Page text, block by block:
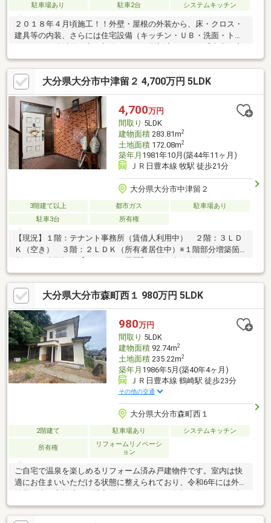
駐車場あり
駐車2台 システムキッチン
２０１８年４月頃施工！！外壁・屋根の外装から、床・クロス・
建具等の内装、さらには住宅設備（キッチン・ＵＢ・洗面・トイ
レ）まで躯体以外の主要部分をすべて刷新済みです。「中古住宅
を購入してすぐにリフォーム費用がかかった」そんなお悩みとは
無縁の物件です。構造体はしっかりと残しつつ、居住空間はすっ
きりとした状態でお引渡し可能です。【軽量鉄骨造の安心感｜長
く住める構造の信頼性】－ 鉄骨の粘り強さで地震の揺れを受け
流しやすい－ 工場生産の規格部材により、職人の技量によらず
均一で安定した施工品質が確保されています全面リノベーション
済みの居住空間と、信頼性の高い躯体が組み合わさった物件で
す。
大分県大分市中津留２ 4,700万円 5LDK
4,700万円
間取り 5LDK
建物面積283.81m2
土地面積172.08m2
築年月 1981年10月(築44年11ヶ月)
ＪＲ日豊本線 牧駅 徒歩21分
大分県大分市中津留２
3階建て以上 都市ガス
駐車場あり
駐車3台
所有権
【現況】１階：テナント事務所（賃借人利用中） ２階：３ＬＤ
Ｋ（空き） ３階：２ＬＤＫ（所有者居住中）※１階部分増築箇
倉庫増築平成１０年５月事務所増改築（応接室・研修室）平成２
０年９月事務所増改築（玄関横コンピューター置き場）２階：住
宅平成２０年畳替え３階：住宅キッチンリフォーム（不明）洗面
所・風呂リフォーム（１０年前後前）全体リフォーム（間取り変
更、１０年前後前）クロス張替え（４・５年前）屋上、２階ベラ
ンダ防水（５年程前）【駐車場】近隣約５０ｍ先に駐車場７台分
借上げ中（月５，０００円×７台）
大分県大分市森町西１ 980万円 5LDK
980万円
間取り 5LDK
建物面積92.74m2
土地面積235.22m2
築年月 1986年5月(築40年4ヶ月)
ＪＲ日豊本線 鶴崎駅 徒歩23分
その他の交通
大分県大分市森町西１
2階建て 駐車場あり システムキッチン
所有権
リフォームリノベーシ
ョン
ご自宅で温泉を楽しめるリフォーム済み戸建物件です。室内は快
適にお住まいいただける状態に整えられており、令和6年には外壁
塗装工事も実施済み。購入後のメンテナンス負担を抑えやすい点
も魅力です。戸建ならではの独立性があり、ファミリー層の自己
居住用はもちろん、セカンドハウスや投資用物件としてもご検討